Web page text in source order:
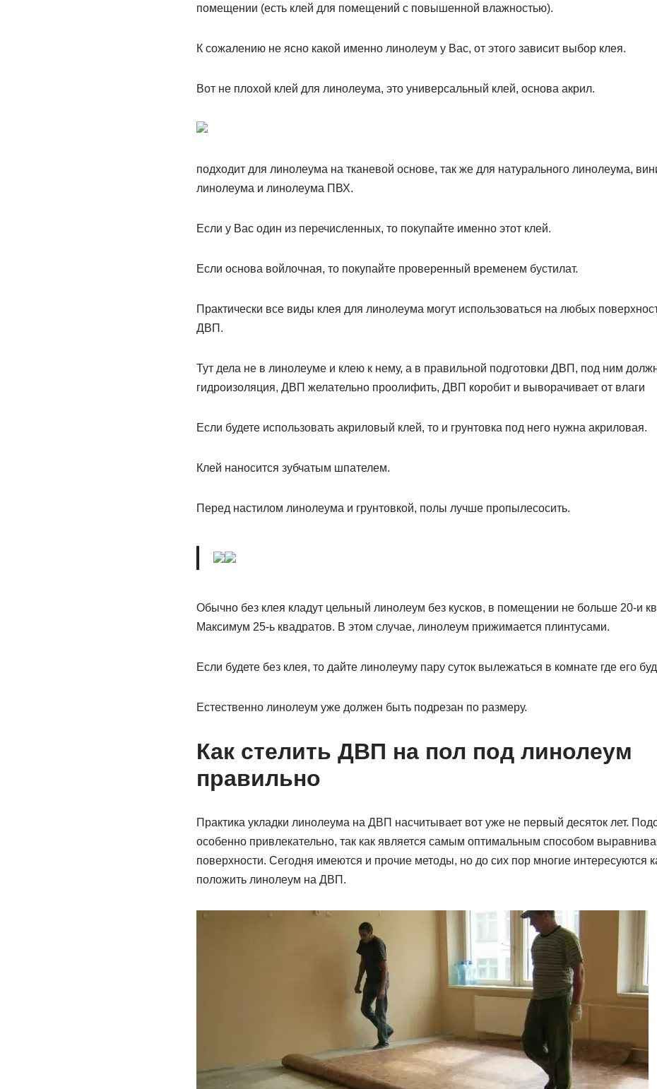
помещении (есть клей для помещений с повышенной влажностью).
К сожалению не ясно какой именно линолеум у Вас, от этого зависит выбор клея.
Вот не плохой клей для линолеума, это универсальный клей, основа акрил.
подходит для линолеума на тканевой основе, так же для натурального линолеума,
линолеума и линолеума ПВХ.
Если у Вас один из перечисленных, то покупайте именно этот клей.
Если основа войлочная, то покупайте проверенный временем бустилат.
Практически все виды клея для линолеума могут использоваться на любых
ДВП.
Тут дела не в линолеуме и клею к нему, а в правильной подготовки ДВП, под ним
гидроизоляция, ДВП желательно проолифить, ДВП коробит и выворачивает от влаги
Если будете использовать акриловый клей, то и грунтовка под него нужна акриловая.
Клей наносится зубчатым шпателем.
Перед настилом линолеума и грунтовкой, полы лучше пропылесосить.
Обычно без клея кладут цельный линолеум без кусков, в помещении не больше 20-и
Максимум 25-ь квадратов. В этом случае, линолеум прижимается плинтусами.
Если будете без клея, то дайте линолеуму пару суток вылежаться в комнате где его
Естественно линолеум уже должен быть подрезан по размеру.
Как стелить ДВП на пол под линолеум
правильно
Практика укладки линолеума на ДВП насчитывает вот уже не первый десяток лет.
особенно привлекательно, так как является самым оптимальным способом
поверхности. Сегодня имеются и прочие методы, но до сих пор многие интересуются
положить линолеум на ДВП.